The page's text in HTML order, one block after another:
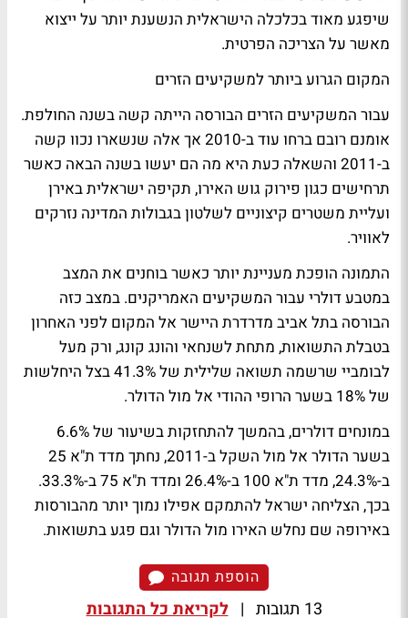
שיפגע מאוד בכלכלה הישראלית הנשענת יותר על ייצוא
מאשר על הצריכה הפרטית.
המקום הגרוע ביותר למשקיעים הזרים
עבור המשקיעים הזרים הבורסה הייתה קשה בשנה החולפת.
אומנם רובם ברחו עוד ב-2010 אך אלה שנשארו נכוו קשה
ב-2011 והשאלה כעת היא מה הם יעשו בשנה הבאה כאשר
תרחישים כגון פירוק גוש האירו, תקיפה ישראלית באירן
ועליית משטרים קיצוניים לשלטון בגבולות המדינה נזרקים
לאוויר.
התמונה הופכת מעניינת יותר כאשר בוחנים את המצב
במטבע דולרי עבור המשקיעים האמריקנים. במצב כזה
הבורסה בתל אביב מדרדרת היישר אל המקום לפני האחרון
בטבלת התשואות, מתחת לשנחאי והונג קונג, ורק מעל
לבומביי שרשמה תשואה שלילית של 41.3% בצל היחלשות
של 18% בשער הרופי ההודי אל מול הדולר.
במונחים דולרים, בהמשך להתחזקות בשיעור של 6.6%
בשער הדולר אל מול השקל ב-2011, נחתך מדד ת"א 25
ב-24.3%, מדד ת"א 100 ב-26.4% ומדד ת"א 75 ב-33.3%.
בכך, הצליחה ישראל להתמקם אפילו נמוך יותר מהבורסות
באירופה שם נחלש האירו מול הדולר וגם פגע בתשואות.
הוספת תגובה
13 תגובות | לקריאת כל התגובות